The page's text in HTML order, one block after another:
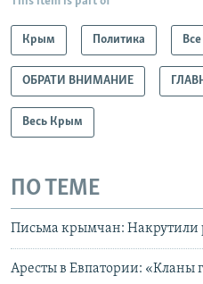
Крым Политика
ОБРАТИ ВНИМАНИЕ
Весь Крым
ПО ТЕМЕ
Письма крымчан: Накрутили
Аресты в Евпатории: «Кланы